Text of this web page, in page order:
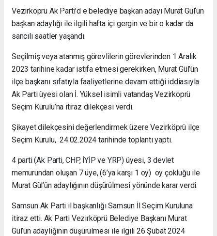
Vezirköprü Ak Parti’d e belediye başkan adayı Murat Gül‘ün
başkan adaylığı ile ilgili hafta içi gergin ve bir o kadar da
sancılı saatler yaşandı.
Seçilmiş veya atanmış görevlilerin görevlerinden 1 Aralık
2023 tarihine kadar istifa etmesi gerekirken, Murat Gül’ün
ilçe başkanı sıfatıyla faaliyetlerine devam ettiği iddiasıyla
Ak Parti üyesi olan İ. Yüksel isimli vatandaş Vezirköprü
Seçim Kurulu’na itiraz dilekçesi verdi.
Şikayet dilekçesini değerlendirmek üzere Vezirköprü ilçe
Seçim Kurulu, 24.02.2024 tarihinde toplantı yaptı.
4 parti (Ak Parti, CHP, İYİP ve YRP) üyesi, 3 devlet
memurundan oluşan 7 üye, (6’ya karşı 1 oy) oy çokluğu ile
Murat Gül’ün adaylığının düşürülmesi yönünde karar verdi.
Samsun Ak Parti il başkanlığı Samsun İl Seçim Kuruluna
itiraz etti. Ak Parti Vezirköprü Belediye Başkanı Murat
Gül’ün adaylığının düşürülmesi ile ilgili 26 Şubat 2024